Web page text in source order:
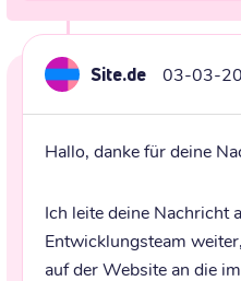
Site.de 03-03-
Hallo, danke für deine
Ich leite deine Nachricht
Entwicklungsteam
auf der Website an die